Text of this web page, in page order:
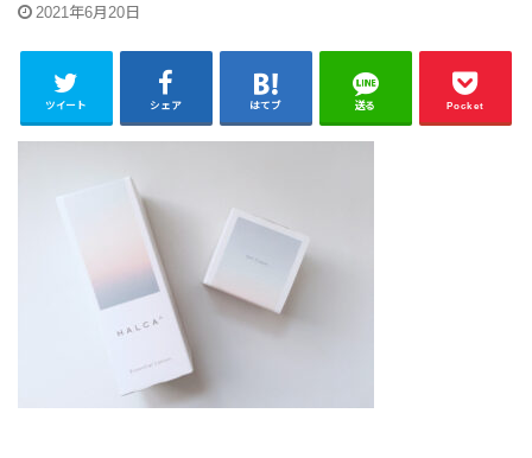
2021年6月20日
ツイート シェア はてブ 送る Pocket